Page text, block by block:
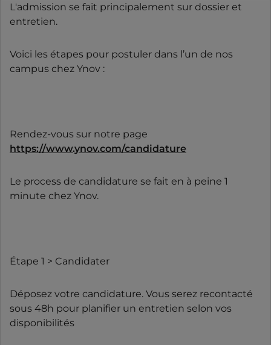
L'admission se fait principalement sur dossier et
entretien.
Voici les étapes pour postuler dans l’un de nos
campus chez Ynov :
Rendez-vous sur notre page
https://www.ynov.com/candidature
Le process de candidature se fait en à peine 1
minute chez Ynov.
Étape 1 > Candidater
Déposez votre candidature. Vous serez recontacté
sous 48h pour planifier un entretien selon vos
disponibilités